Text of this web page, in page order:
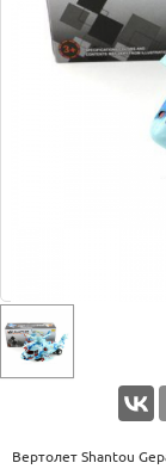
Оплата
Доставка
Вертолет Shantou